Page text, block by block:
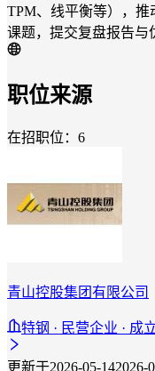
TPM、线平衡等），
课题，提交复盘报告与
职位来源
在招职位：6
青山控股集团有限公司
特钢 · 民营企业 · 成
更新于2026-05-142026-